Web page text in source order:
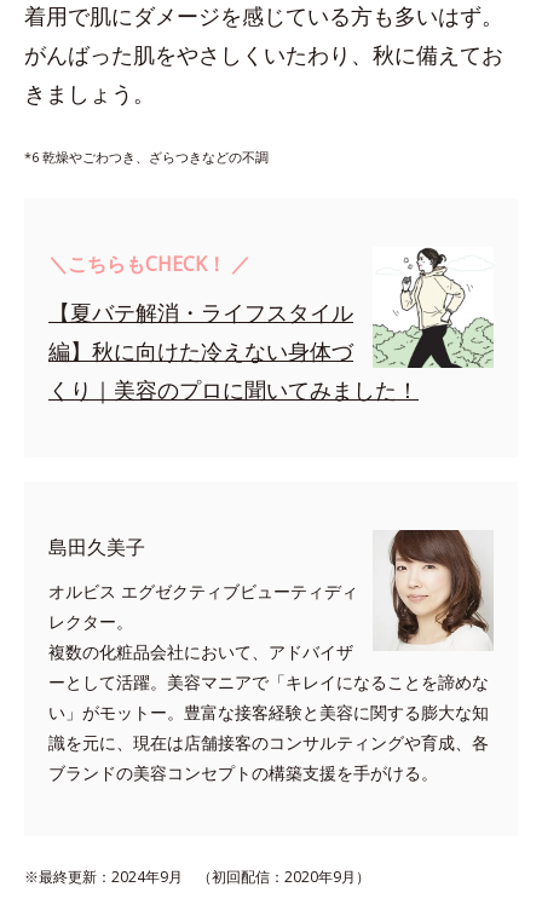
着用で肌にダメージを感じている方も多いはず。
がんばった肌をやさしくいたわり、秋に備えてお
きましょう。
*6 乾燥やごわつき、ざらつきなどの不調
＼こちらもCHECK！ ／
【夏バテ解消・ライフスタイル
編】秋に向けた冷えない身体づ
くり｜美容のプロに聞いてみました！
島田久美子
オルビス エグゼクティブビューティディ
レクター。
複数の化粧品会社において、アドバイザ
ーとして活躍。美容マニアで「キレイになることを諦めな
い」がモットー。豊富な接客経験と美容に関する膨大な知
識を元に、現在は店舗接客のコンサルティングや育成、各
ブランドの美容コンセプトの構築支援を手がける。
※最終更新：2024年9月 （初回配信：2020年9月）